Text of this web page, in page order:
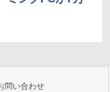
問い合わせ